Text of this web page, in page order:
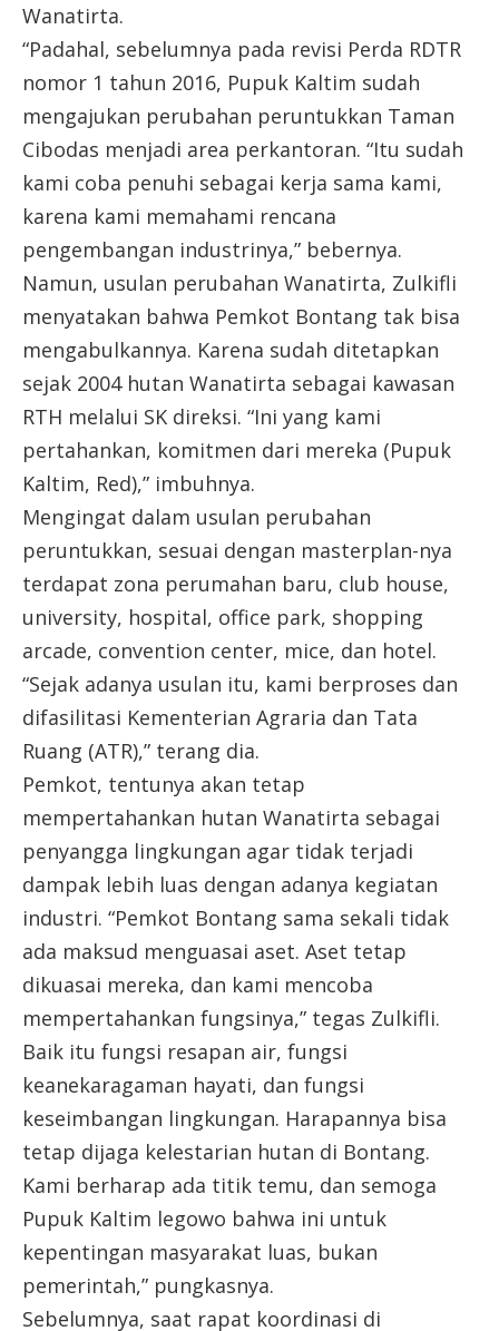
Wanatirta.
“Padahal, sebelumnya pada revisi Perda RDTR
nomor 1 tahun 2016, Pupuk Kaltim sudah
mengajukan perubahan peruntukkan Taman
Cibodas menjadi area perkantoran. “Itu sudah
kami coba penuhi sebagai kerja sama kami,
karena kami memahami rencana
pengembangan industrinya,” bebernya.
Namun, usulan perubahan Wanatirta, Zulkifli
menyatakan bahwa Pemkot Bontang tak bisa
mengabulkannya. Karena sudah ditetapkan
sejak 2004 hutan Wanatirta sebagai kawasan
RTH melalui SK direksi. “Ini yang kami
pertahankan, komitmen dari mereka (Pupuk
Kaltim, Red),” imbuhnya.
Mengingat dalam usulan perubahan
peruntukkan, sesuai dengan masterplan-nya
terdapat zona perumahan baru, club house,
university, hospital, office park, shopping
arcade, convention center, mice, dan hotel.
“Sejak adanya usulan itu, kami berproses dan
difasilitasi Kementerian Agraria dan Tata
Ruang (ATR),” terang dia.
Pemkot, tentunya akan tetap
mempertahankan hutan Wanatirta sebagai
penyangga lingkungan agar tidak terjadi
dampak lebih luas dengan adanya kegiatan
industri. “Pemkot Bontang sama sekali tidak
ada maksud menguasai aset. Aset tetap
dikuasai mereka, dan kami mencoba
mempertahankan fungsinya,” tegas Zulkifli.
Baik itu fungsi resapan air, fungsi
keanekaragaman hayati, dan fungsi
keseimbangan lingkungan. Harapannya bisa
tetap dijaga kelestarian hutan di Bontang.
Kami berharap ada titik temu, dan semoga
Pupuk Kaltim legowo bahwa ini untuk
kepentingan masyarakat luas, bukan
pemerintah,” pungkasnya.
Sebelumnya, saat rapat koordinasi di